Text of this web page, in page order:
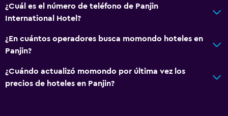
¿Cuál es el número de teléfono de Panjin
International Hotel?
¿En cuántos operadores busca momondo hoteles en
Panjin?
¿Cuándo actualizó momondo por última vez los
precios de hoteles en Panjin?